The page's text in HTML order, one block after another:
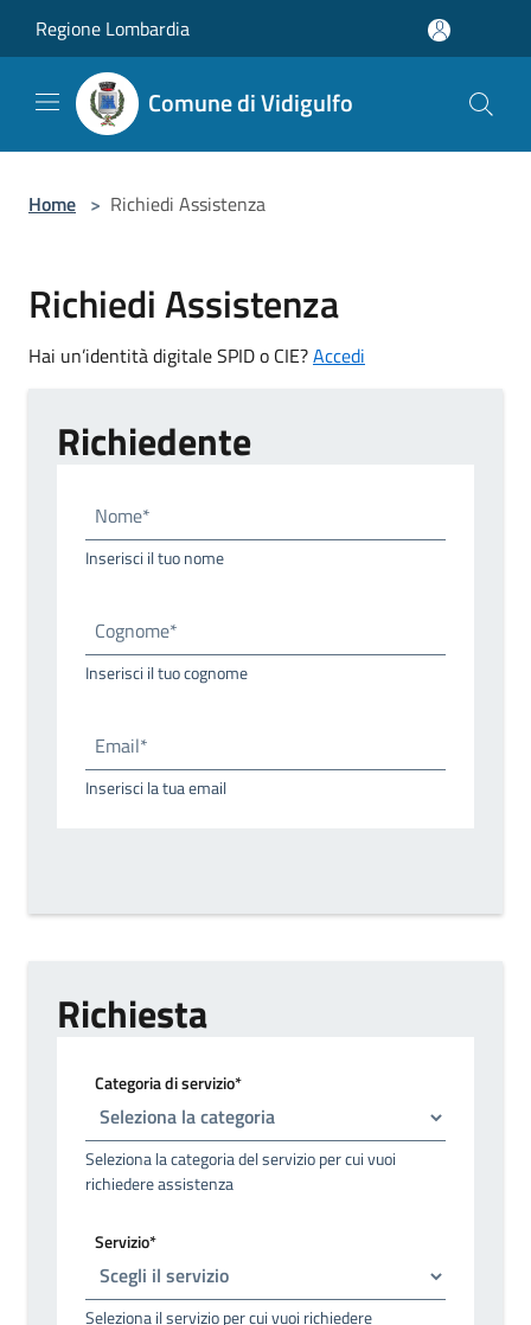
Regione Lombardia
Comune di Vidigulfo
Home > Richiedi Assistenza
Richiedi Assistenza
Hai un’identità digitale SPID o CIE?Accedi
Richiedente
Nome*
Inserisci il tuo nome
Cognome*
Inserisci il tuo cognome
Email*
Inserisci la tua email
Richiesta
Categoria di servizio*
Seleziona la categoria del servizio per cui vuoi
richiedere assistenza
Servizio*
Seleziona il servizio per cui vuoi richiedere